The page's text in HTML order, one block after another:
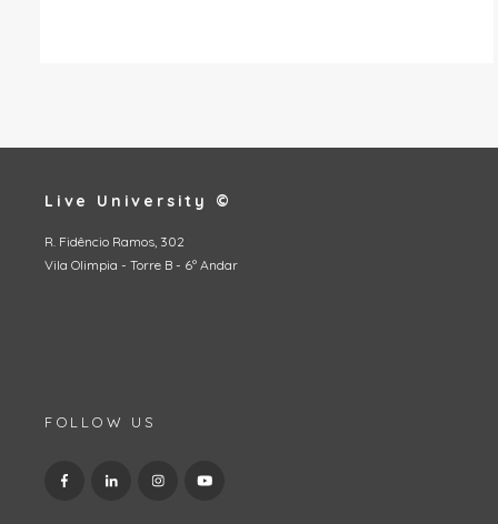
Live University ©
R. Fidêncio Ramos, 302
Vila Olimpia - Torre B - 6º Andar
FOLLOW US